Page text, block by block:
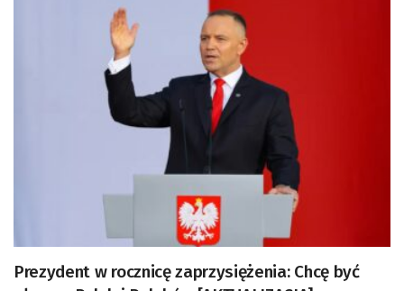
Prezydent w rocznicę zaprzysiężenia: Chcę być